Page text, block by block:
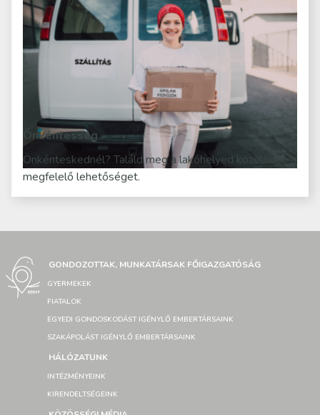
Önkéntesség
Önkénteskednél? Találd meg a lakóhelyed közelében a
megfelelő lehetőséget.
GONDOZOTTAK, MUNKATÁRSAK FŐIGAZGATÓSÁG
GYERMEKEK
FIATALOK
EGYEDI GONDOSKODÁST IGÉNYLŐ EMBERTÁRSAINK
SZAKÁPOLÁST IGÉNYLŐ EMBERTÁRSAINK
HÁLÓZATUNK
INTÉZMÉNYEINK
KIRENDELTSÉGEINK